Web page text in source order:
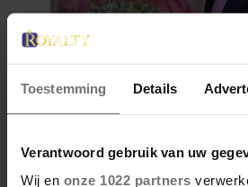
Toestemming Details
Verantwoord gebruik van uw
Wij en onze 1022 partners
1 augustus 2026
DIT IS DE FAVORIETE
BELGISCHE
FAMILIE